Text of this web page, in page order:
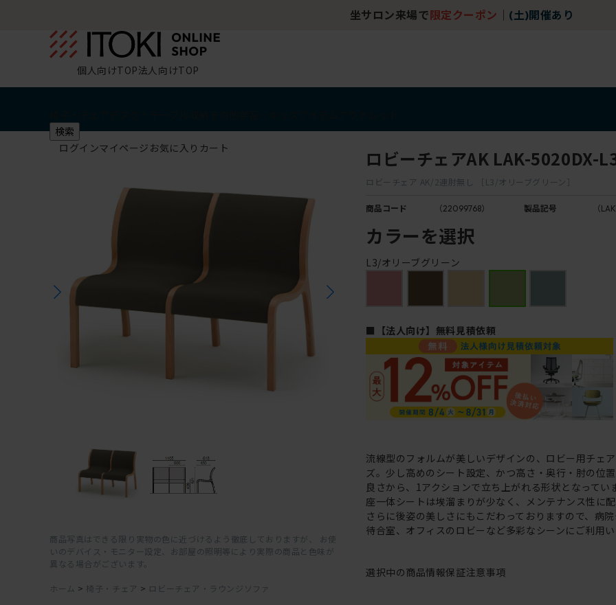
坐サロン来場で 限定クーポン (土)開催あり
個人向けTOP法人向けTOP
検索
ログインマイページ お気に入り カート
商品写真はできる限り実物の色に近づけるよう徹底しておりますが、 お使
いのデバイス・モニター設定、お部屋の照明等により実際の商品と色味が
異なる場合がございます。
ホーム > 椅子・チェア > ロビーチェア・ラウンジソファ
ロビーチェアAK LAK-5020DX-
ロビーチェア AK/2連肘無し ［L3/オリーブグリーン］
商品コード （22099768） 製品記号 （
カラーを選択
L3/オリーブグリーン
■【法人向け】無料見積依頼
流線型のフォルムが美しいデザインの、ロビー用チェ
ズ。少し高めのシート設定、かつ高さ・奥行・肘の位
良さから、1アクションで立ち上がれる形状となってい
座一体シートは埃溜まりが少なく、メンテナンス性に
さらに後姿の美しさにもこだわっておりますので、病
待合室、オフィスのロビーなど多彩なシーンにご利用
選択中の商品情報保証注意事項